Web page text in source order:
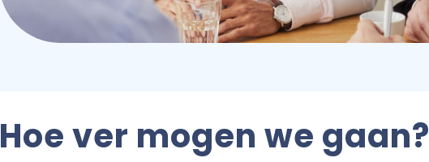
Hoe ver mogen we gaan?